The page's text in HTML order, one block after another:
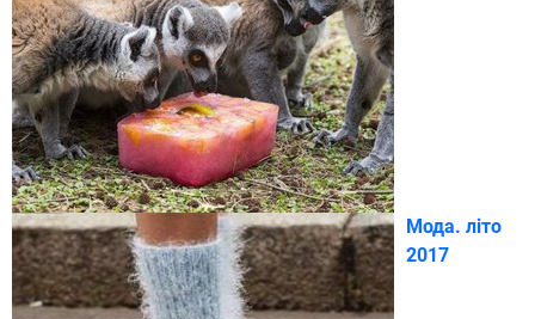
Мода. літо
2017